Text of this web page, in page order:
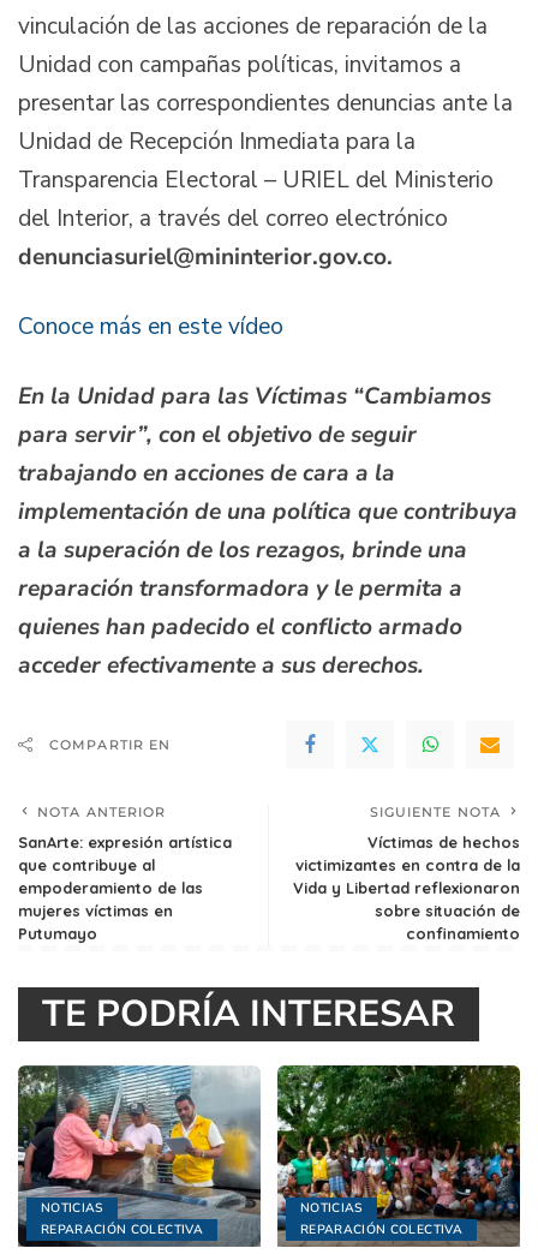
vinculación de las acciones de reparación de la
Unidad con campañas políticas, invitamos a
presentar las correspondientes denuncias ante la
Unidad de Recepción Inmediata para la
Transparencia Electoral – URIEL del Ministerio
del Interior, a través del correo electrónico
denunciasuriel@mininterior.gov.co.
Conoce más en este vídeo
En la Unidad para las Víctimas “Cambiamos
para servir”, con el objetivo de seguir
trabajando en acciones de cara a la
implementación de una política que contribuya
a la superación de los rezagos, brinde una
reparación transformadora y le permita a
quienes han padecido el conflicto armado
acceder efectivamente a sus derechos.
COMPARTIR EN
NOTA ANTERIOR
SanArte: expresión artística
que contribuye al
empoderamiento de las
mujeres víctimas en
Putumayo
SIGUIENTE NOTA
Víctimas de hechos
victimizantes en contra de la
Vida y Libertad reflexionaron
sobre situación de
confinamiento
TE PODRÍA INTERESAR
NOTICIAS
REPARACIÓN COLECTIVA
NOTICIAS
REPARACIÓN COLECTIVA